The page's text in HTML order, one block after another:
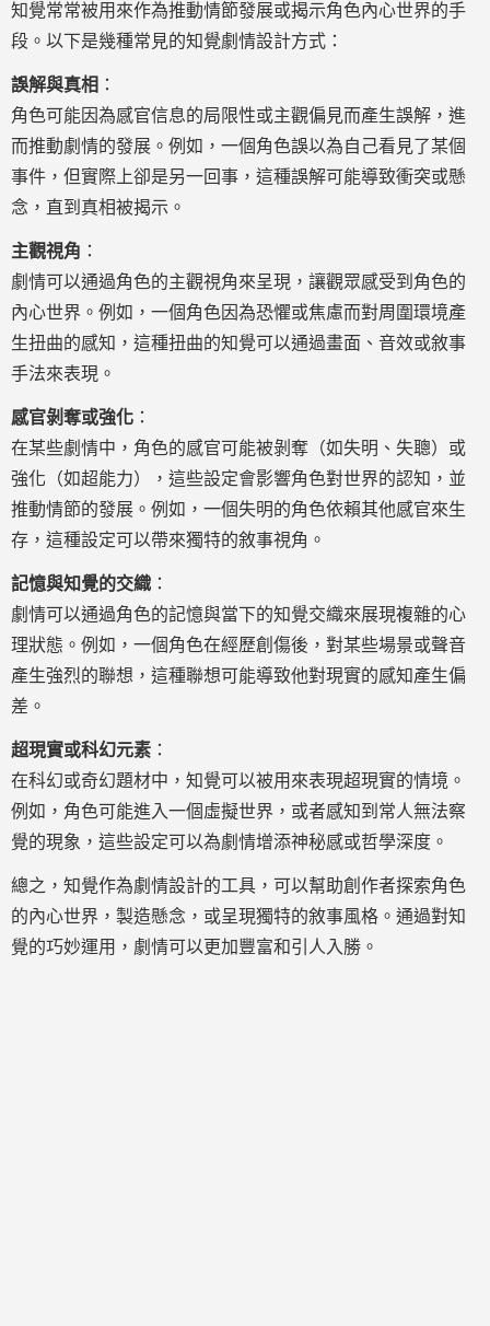
知覺常常被用來作為推動情節發展或揭示角色內心世界的手
段。以下是幾種常見的知覺劇情設計方式：
誤解與真相 ：
角色可能因為感官信息的局限性或主觀偏見而產生誤解，進
而推動劇情的發展。例如，一個角色誤以為自己看見了某個
事件，但實際上卻是另一回事，這種誤解可能導致衝突或懸
念，直到真相被揭示。
主觀視角 ：
劇情可以通過角色的主觀視角來呈現，讓觀眾感受到角色的
內心世界。例如，一個角色因為恐懼或焦慮而對周圍環境產
生扭曲的感知，這種扭曲的知覺可以通過畫面、音效或敘事
手法來表現。
感官剝奪或強化 ：
在某些劇情中，角色的感官可能被剝奪（如失明、失聰）或
強化（如超能力），這些設定會影響角色對世界的認知，並
推動情節的發展。例如，一個失明的角色依賴其他感官來生
存，這種設定可以帶來獨特的敘事視角。
記憶與知覺的交織 ：
劇情可以通過角色的記憶與當下的知覺交織來展現複雜的心
理狀態。例如，一個角色在經歷創傷後，對某些場景或聲音
產生強烈的聯想，這種聯想可能導致他對現實的感知產生偏
差。
超現實或科幻元素 ：
在科幻或奇幻題材中，知覺可以被用來表現超現實的情境。
例如，角色可能進入一個虛擬世界，或者感知到常人無法察
覺的現象，這些設定可以為劇情增添神秘感或哲學深度。
總之，知覺作為劇情設計的工具，可以幫助創作者探索角色
的內心世界，製造懸念，或呈現獨特的敘事風格。通過對知
覺的巧妙運用，劇情可以更加豐富和引人入勝。